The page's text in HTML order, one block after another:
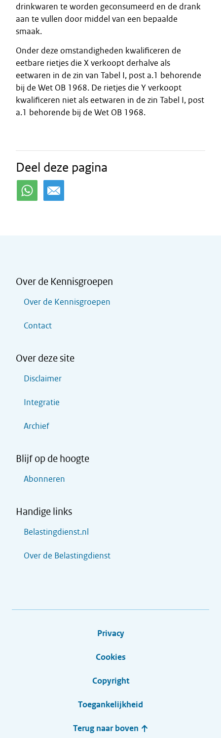
drinkwaren te worden geconsumeerd en de drank
aan te vullen door middel van een bepaalde
smaak.
Onder deze omstandigheden kwalificeren de
eetbare rietjes die X verkoopt derhalve als
eetwaren in de zin van Tabel I, post a.1 behorende
bij de Wet OB 1968. De rietjes die Y verkoopt
kwalificeren niet als eetwaren in de zin Tabel I, post
a.1 behorende bij de Wet OB 1968.
Deel deze pagina
Over de Kennisgroepen
Over de Kennisgroepen
Contact
Over deze site
Disclaimer
Integratie
Archief
Blijf op de hoogte
Abonneren
Handige links
Belastingdienst.nl
Over de Belastingdienst
Privacy
Cookies
Copyright
Toegankelijkheid
Terug naar boven